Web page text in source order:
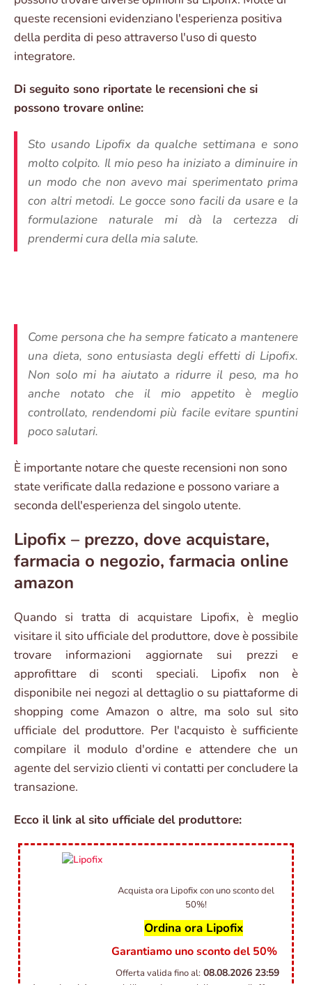
queste recensioni evidenziano l'esperienza positiva
della perdita di peso attraverso l'uso di questo
integratore.
Di seguito sono riportate le recensioni che si
possono trovare online:
Sto usando Lipofix da qualche settimana e sono
molto colpito. Il mio peso ha iniziato a diminuire in
un modo che non avevo mai sperimentato prima
con altri metodi. Le gocce sono facili da usare e la
formulazione naturale mi dà la certezza di
prendermi cura della mia salute.
Come persona che ha sempre faticato a mantenere
una dieta, sono entusiasta degli effetti di Lipofix.
Non solo mi ha aiutato a ridurre il peso, ma ho
anche notato che il mio appetito è meglio
controllato, rendendomi più facile evitare spuntini
poco salutari.
È importante notare che queste recensioni non sono
state verificate dalla redazione e possono variare a
seconda dell'esperienza del singolo utente.
Lipofix – prezzo, dove acquistare,
farmacia o negozio, farmacia online
amazon
Quando si tratta di acquistare Lipofix, è meglio
visitare il sito ufficiale del produttore, dove è possibile
trovare informazioni aggiornate sui prezzi e
approfittare di sconti speciali. Lipofix non è
disponibile nei negozi al dettaglio o su piattaforme di
shopping come Amazon o altre, ma solo sul sito
ufficiale del produttore. Per l'acquisto è sufficiente
compilare il modulo d'ordine e attendere che un
agente del servizio clienti vi contatti per concludere la
transazione.
Ecco il link al sito ufficiale del produttore:
Acquista ora Lipofix con uno sconto del
50%!
Ordina ora Lipofix
Garantiamo uno sconto del 50%
Offerta valida fino al: 08.08.2026 23:59